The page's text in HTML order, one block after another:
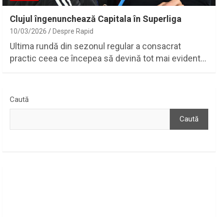
Clujul îngenunchează Capitala în Superliga
10/03/2026 Despre Rapid
Ultima rundă din sezonul regular a consacrat
practic ceea ce începea să devină tot mai evident…
Caută
Caută